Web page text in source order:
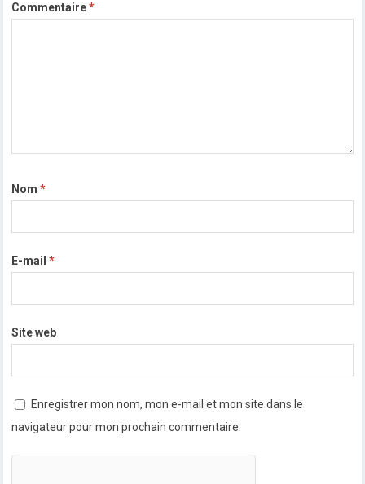
Commentaire*
Nom*
E-mail*
Site web
Enregistrer mon nom, mon e-mail et mon site dans le
navigateur pour mon prochain commentaire.